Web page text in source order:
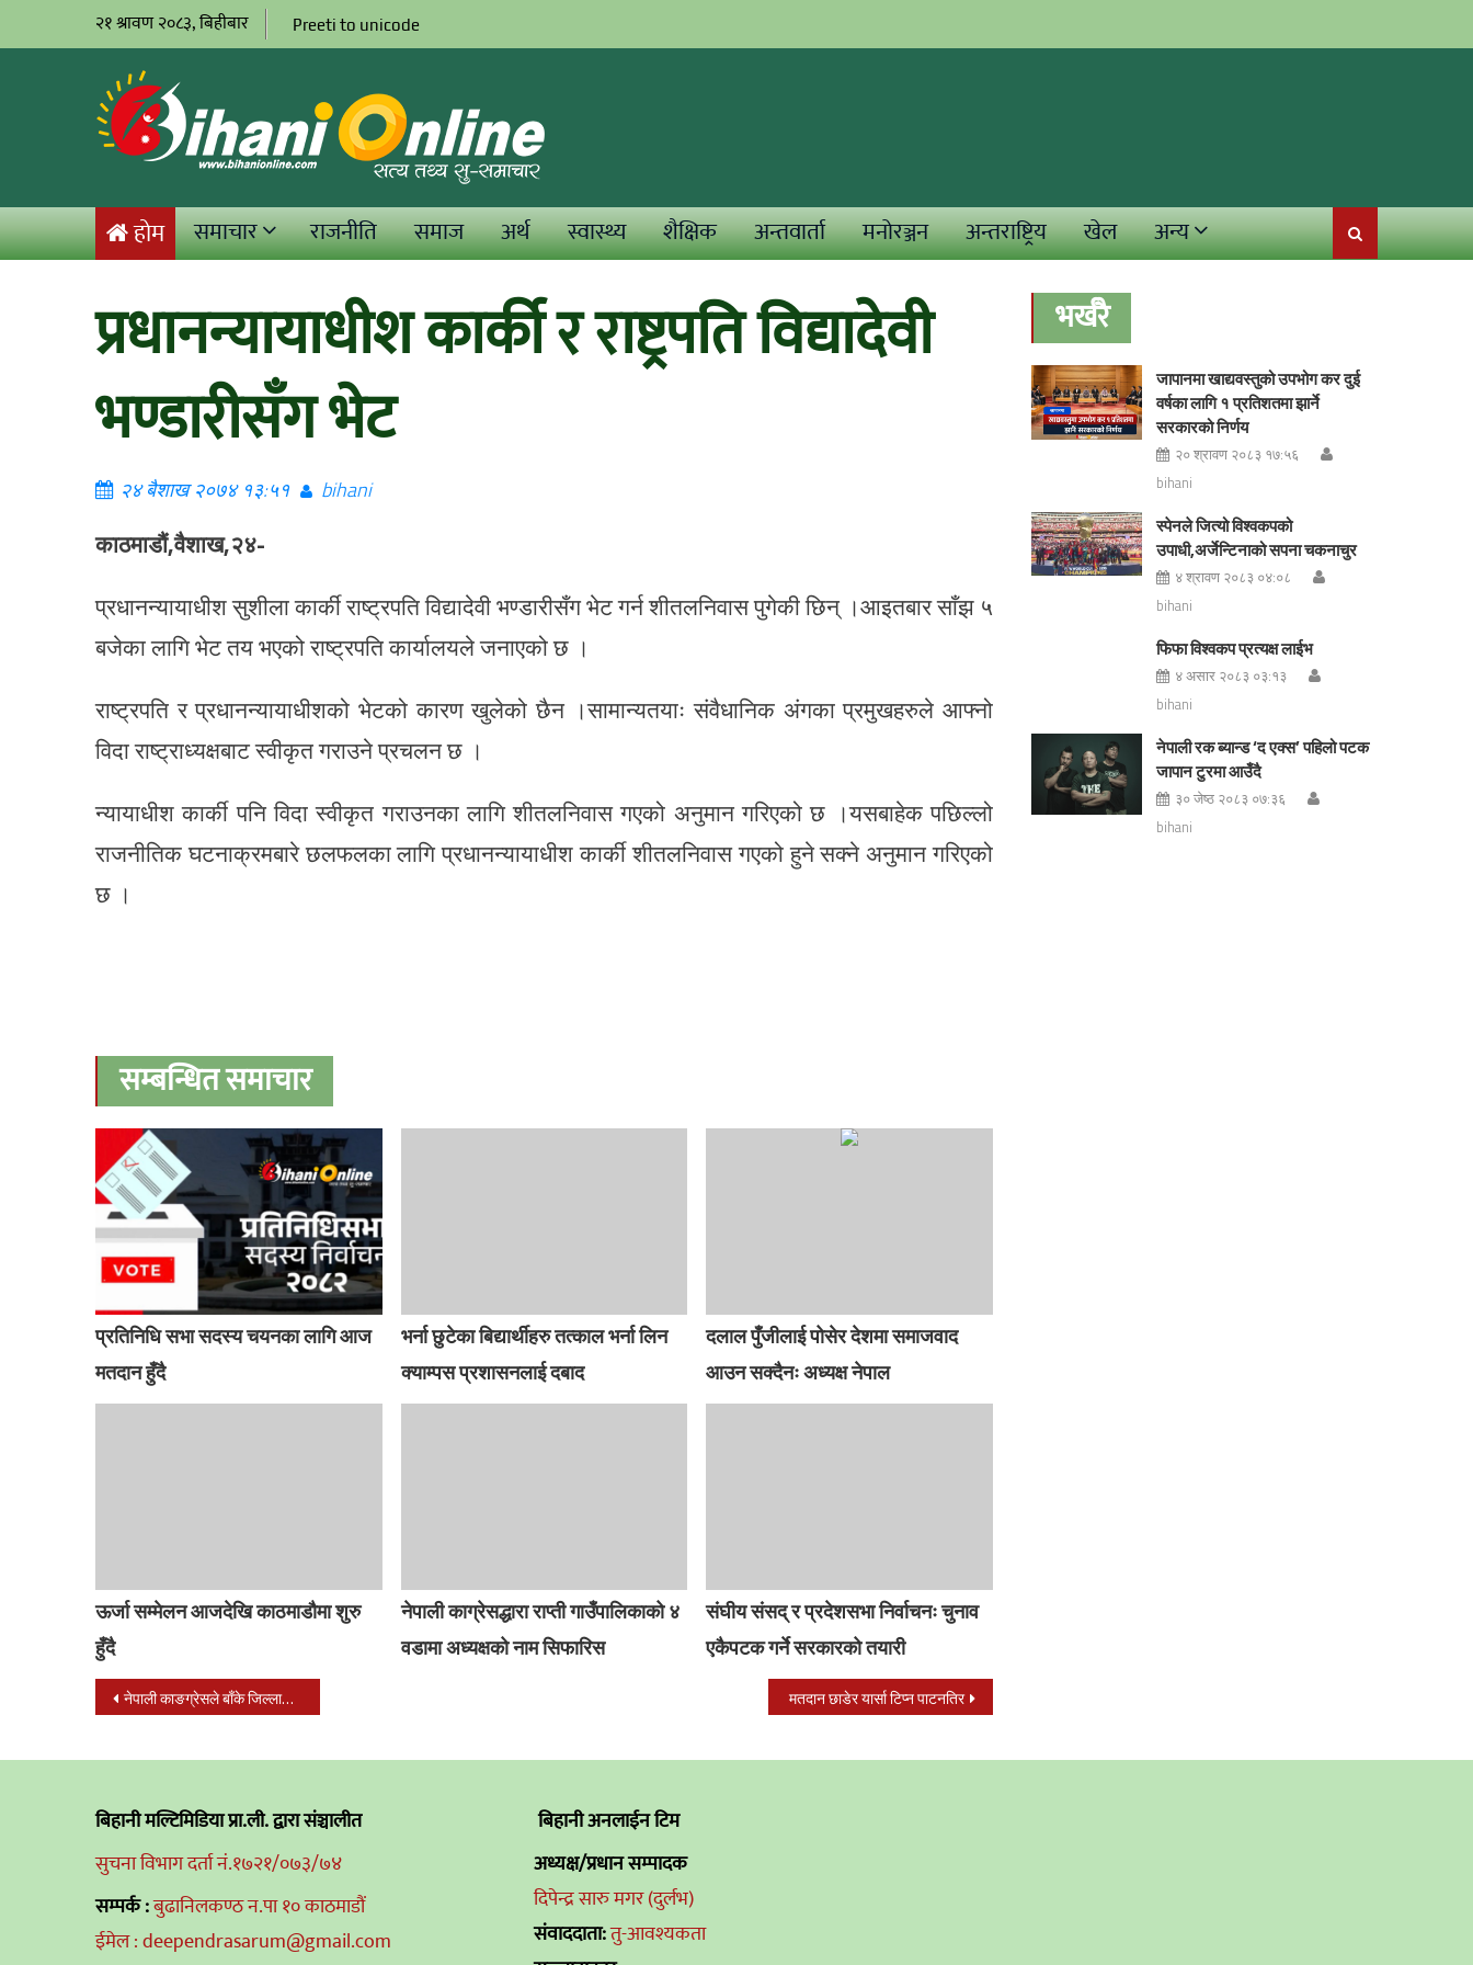
२१ श्रावण २०८३, बिहीबार Preeti to unicode
होम समाचार राजनीति समाज अर्थ स्वास्थ्य शैक्षिक अन्तवार्ता मनोरञ्जन अन्तराष्ट्रिय खेल अन्य
प्रधानन्यायाधीश कार्की र राष्ट्रपति विद्यादेवी
भण्डारीसँग भेट
२४ बैशाख २०७४ १३:५१ bihani
काठमाडौं,वैशाख,२४-
प्रधानन्यायाधीश सुशीला कार्की राष्ट्रपति विद्यादेवी भण्डारीसँग भेट गर्न शीतलनिवास पुगेकी छिन् ।आइतबार साँझ ५
बजेका लागि भेट तय भएको राष्ट्रपति कार्यालयले जनाएको छ ।
राष्ट्रपति र प्रधानन्यायाधीशको भेटको कारण खुलेको छैन ।सामान्यतयाः संवैधानिक अंगका प्रमुखहरुले आफ्नो
विदा राष्ट्राध्यक्षबाट स्वीकृत गराउने प्रचलन छ ।
न्यायाधीश कार्की पनि विदा स्वीकृत गराउनका लागि शीतलनिवास गएको अनुमान गरिएको छ ।यसबाहेक पछिल्लो
राजनीतिक घटनाक्रमबारे छलफलका लागि प्रधानन्यायाधीश कार्की शीतलनिवास गएको हुने सक्ने अनुमान गरिएको
छ ।
सम्बन्धित समाचार
प्रतिनिधि सभा सदस्य चयनका लागि आज
मतदान हुँदै
भर्ना छुटेका बिद्यार्थीहरु तत्काल भर्ना लिन
क्याम्पस प्रशासनलाई दबाद
दलाल पुँजीलाई पोसेर देशमा समाजवाद
आउन सक्दैनः अध्यक्ष नेपाल
ऊर्जा सम्मेलन आजदेखि काठमाडौमा शुरु
हुँदै
नेपाली काग्रेसद्धारा राप्ती गाउँपालिकाको ४
वडामा अध्यक्षको नाम सिफारिस
संघीय संसद् र प्रदेशसभा निर्वाचनः चुनाव
एकैपटक गर्ने सरकारको तयारी
Post
नेपाली काङग्रेसले बाँके जिल्लामा सम्पर्क कार्यालय स्थापना मतदान छाडेर यार्सा टिप्न पाटनतिर
भर्खरै
जापानमा खाद्यवस्तुको उपभोग कर दुई
वर्षका लागि १ प्रतिशतमा झार्ने
सरकारको निर्णय
२० श्रावण २०८३ १७:५६
bihani
स्पेनले जित्यो विश्वकपको
उपाधी,अर्जेन्टिनाको सपना चकनाचुर
४ श्रावण २०८३ ०४:०८
bihani
फिफा विश्वकप प्रत्यक्ष लाईभ
४ असार २०८३ ०३:१३
bihani
नेपाली रक ब्यान्ड ‘द एक्स’ पहिलो पटक
जापान टुरमा आउँदै
३० जेष्ठ २०८३ ०७:३६
bihani
बिहानी मल्टिमिडिया प्रा.ली. द्वारा संञ्चालीत
सुचना विभाग दर्ता नं.१७२१/०७३/७४
सम्पर्क :बुढानिलकण्ठ न.पा १० काठमाडौं
ईमेल : deependrasarum@gmail.com
बिहानी अनलाईन टिम
अध्यक्ष/प्रधान सम्पादक
दिपेन्द्र सारु मगर (दुर्लभ)
संवाददाता:तु-आवश्यकता